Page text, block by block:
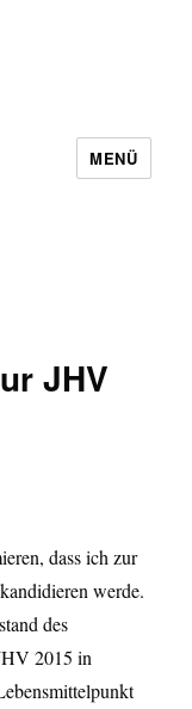
MENÜ
JHV
dass ich zur
werde.
des
2015 in